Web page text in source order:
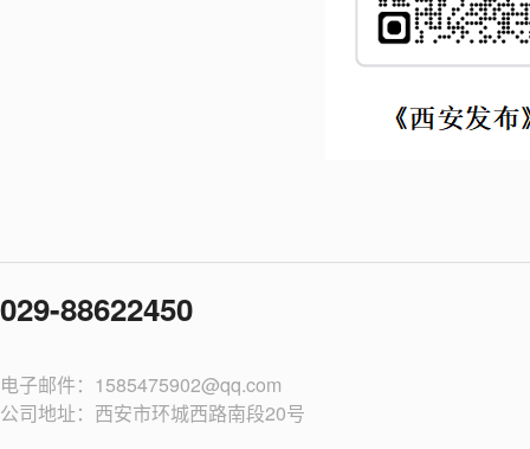
029-88622450
电子邮件：1585475902@qq.com
公司地址：西安市环城西路南段20号